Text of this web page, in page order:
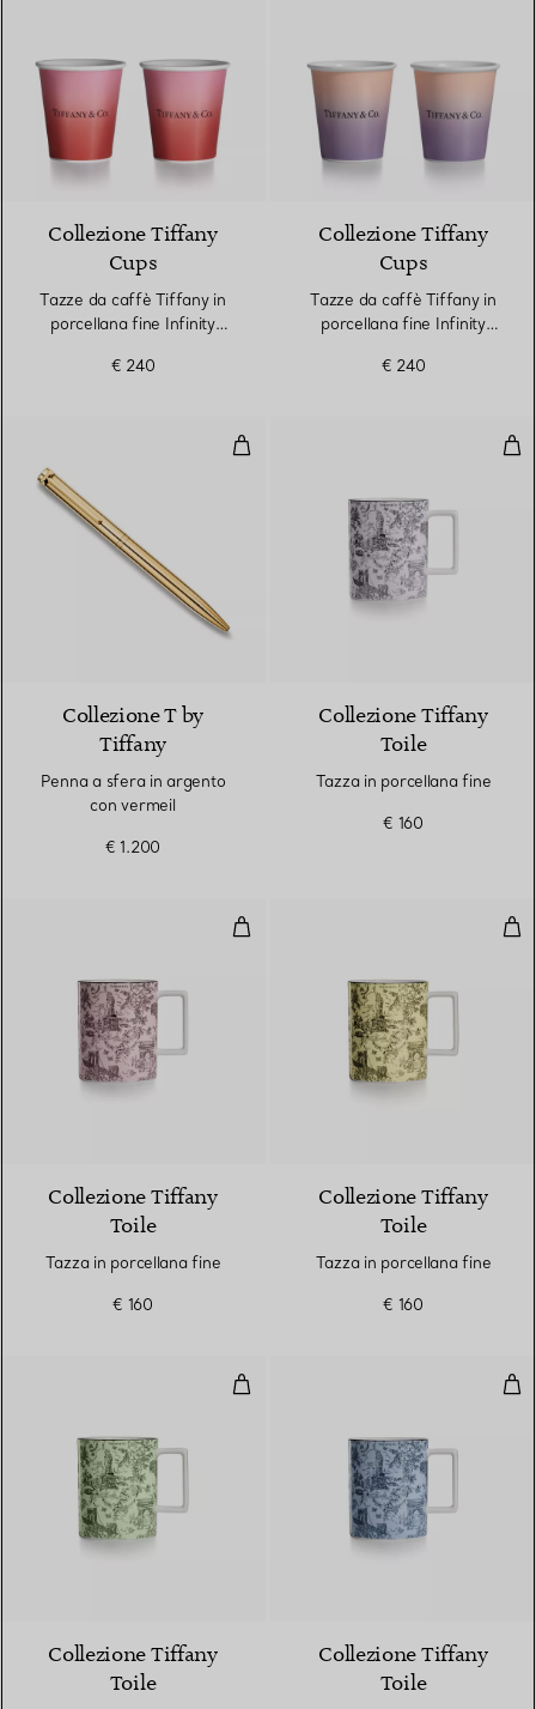
3 Colori
Collezione Tiffany
Cups
Tazze da caffè Tiffany in
porcellana fine Infinity
€ 240
Collezione Tiffany
Cups
Tazze da caffè Tiffany in
porcellana fine Infinity
€ 240
Penna a sfera in argento con
Collezione T by
Tiffany
Penna a sfera in argento
con vermeil
€ 1.200
Collezione Tiffany
Toile
Tazza in porcellana fine
€ 160
Tazza in porcellana fine
Collezione Tiffany
Toile
Tazza in porcellana fine
€ 160
Collezione Tiffany
Toile
Tazza in porcellana fine
€ 160
Tazza in porcellana fine
Collezione Tiffany
Toile
Collezione Tiffany
Toile